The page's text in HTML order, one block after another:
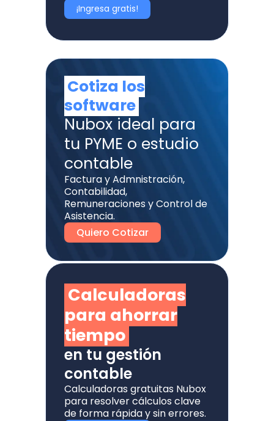
¡Ingresa gratis!
Calculadoras
para ahorrar
tiempo
en tu gestión
contable
Calculadoras gratuitas Nubox
para resolver cálculos clave
de forma rápida y sin errores.
Cotiza los
software
Nubox ideal para
tu PYME o estudio
contable
Factura y Admnistración,
Contabilidad,
Remuneraciones y Control de
Asistencia.
Quiero Cotizar